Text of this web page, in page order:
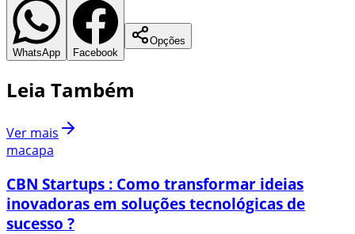
WhatsApp Facebook
Opções
Leia Também
Ver mais
macapa
CBN Startups : Como transformar ideias
inovadoras em soluções tecnológicas de
sucesso ?